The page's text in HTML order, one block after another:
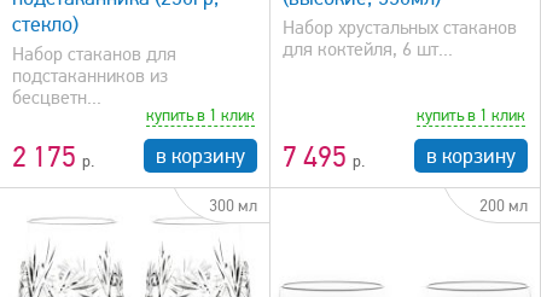
стекло)
Набор стаканов для
подстаканников из
бесцветн...
2 175
купить в 1 клик
в корзину
Набор хрустальных стаканов
для коктейля, 6 шт...
7 495
купить в 1 клик
в корзину
300 мл 200 мл